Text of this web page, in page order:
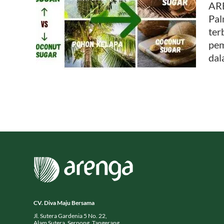
CV. Diva Maju Bersama
Jl. Sutera Gardenia 5 No. 22,